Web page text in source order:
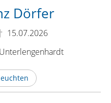
Dörfer
15.07.2026